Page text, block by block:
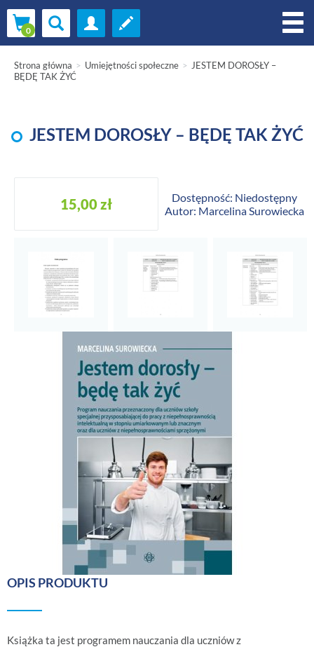
Strona główna Umiejętności społeczne
JESTEM DOROSŁY –
BĘDĘ TAK ŻYĆ
JESTEM DOROSŁY – BĘDĘ TAK ŻYĆ
15,00 zł
Dostępność: Niedostępny
Autor: Marcelina Surowiecka
OPIS PRODUKTU
Książka ta jest programem nauczania dla uczniów z